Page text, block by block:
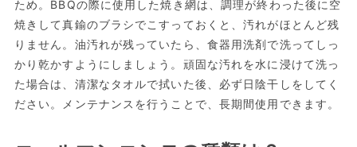
ため。BBQの際に使用した焼き網は、調理が終わった後に空
焼きして真鍮のブラシでこすっておくと、汚れがほとんど残
りません。油汚れが残っていたら、食器用洗剤で洗ってしっ
かり乾かすようにしましょう。頑固な汚れを水に浸けて洗っ
た場合は、清潔なタオルで拭いた後、必ず日陰干しをしてく
ださい。メンテナンスを行うことで、長期間使用できます。